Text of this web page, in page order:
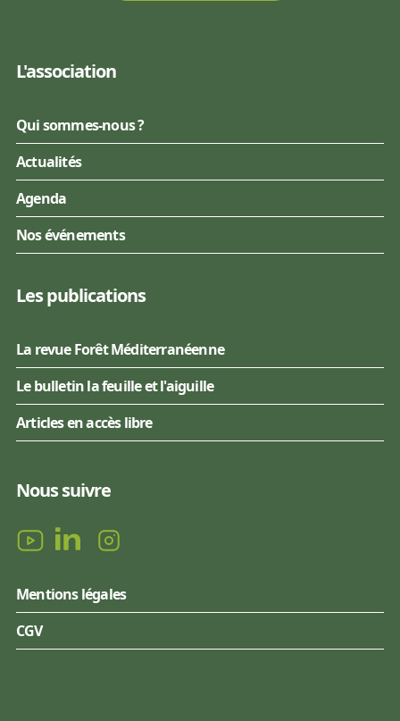
L'association
Qui sommes-nous ?
Actualités
Agenda
Nos événements
Les publications
La revue Forêt Méditerranéenne
Le bulletin la feuille et l'aiguille
Articles en accès libre
Nous suivre
Mentions légales
CGV